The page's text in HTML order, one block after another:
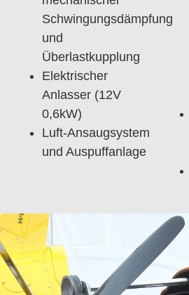
Schwingungsdämpfung
und
Überlastkupplung
Elektrischer
Anlasser (12V
0,6kW)
Luft-Ansaugsystem
und Auspuffanlage